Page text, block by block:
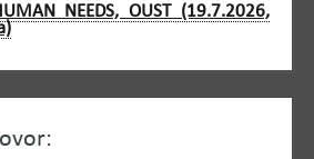
NEEDS, OUST (19.7.2026,